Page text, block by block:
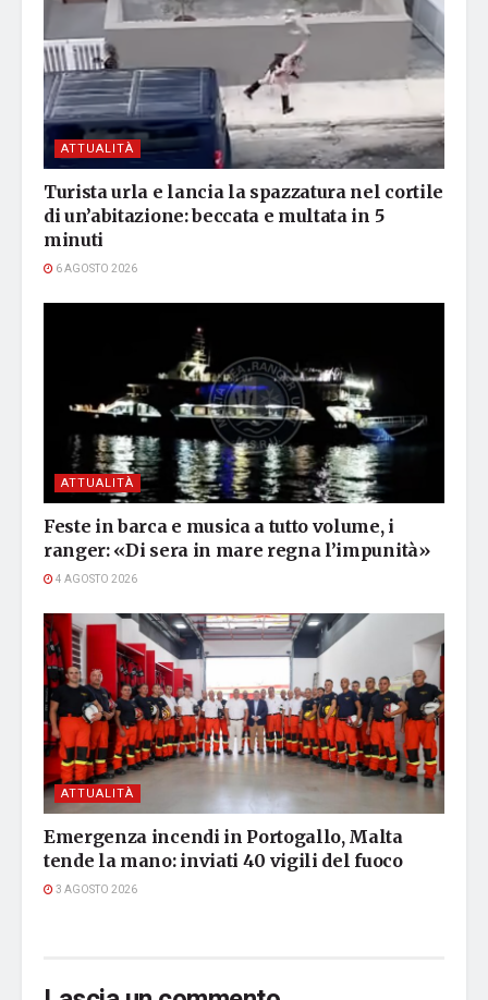
ATTUALITÀ
Turista urla e lancia la spazzatura nel cortile
di un’abitazione: beccata e multata in 5
minuti
6 AGOSTO 2026
ATTUALITÀ
Feste in barca e musica a tutto volume, i
ranger: «Di sera in mare regna l’impunità»
4 AGOSTO 2026
ATTUALITÀ
Emergenza incendi in Portogallo, Malta
tende la mano: inviati 40 vigili del fuoco
3 AGOSTO 2026